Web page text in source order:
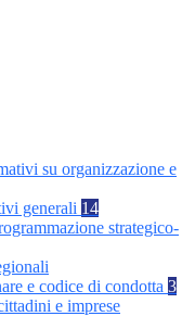
su organizzazione e
generali 14
strategico-
e codice di condotta 3
e imprese